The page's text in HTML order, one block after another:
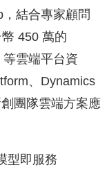
結合專家顧問
450 萬的
雲端平台資
、Dynamics
團隊雲端方案應
型即服務